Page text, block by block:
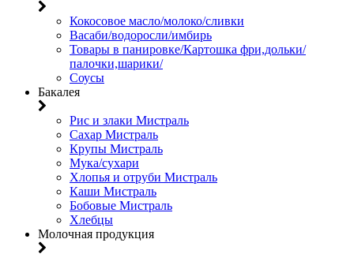
Кокосовое масло/молоко/сливки
Васаби/водоросли/имбирь
Товары в панировке/Картошка фри,дольки/
палочки,шарики/
Соусы
Бакалея
Рис и злаки Мистраль
Сахар Мистраль
Крупы Мистраль
Мука/сухари
Хлопья и отруби Мистраль
Каши Мистраль
Бобовые Мистраль
Хлебцы
Молочная продукция